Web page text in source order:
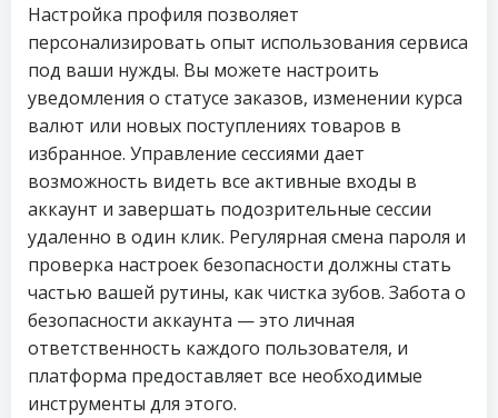
Настройка профиля позволяет
персонализировать опыт использования сервиса
под ваши нужды. Вы можете настроить
уведомления о статусе заказов, изменении курса
валют или новых поступлениях товаров в
избранное. Управление сессиями дает
возможность видеть все активные входы в
аккаунт и завершать подозрительные сессии
удаленно в один клик. Регулярная смена пароля и
проверка настроек безопасности должны стать
частью вашей рутины, как чистка зубов. Забота о
безопасности аккаунта — это личная
ответственность каждого пользователя, и
платформа предоставляет все необходимые
инструменты для этого.